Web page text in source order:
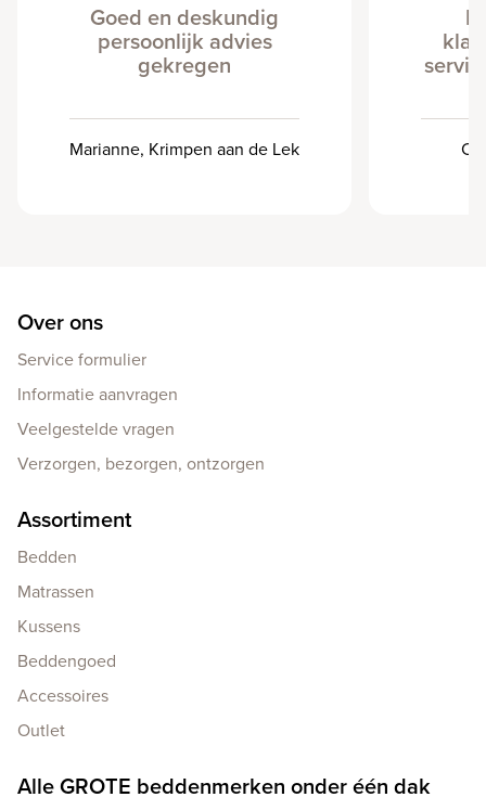
Goed en deskundig
persoonlijk advies
gekregen
Marianne, Krimpen aan de Lek
Over ons
Service formulier
Informatie aanvragen
Veelgestelde vragen
Verzorgen, bezorgen, ontzorgen
Assortiment
Bedden
Matrassen
Kussens
Beddengoed
Accessoires
Outlet
Alle GROTE beddenmerken onder één dak